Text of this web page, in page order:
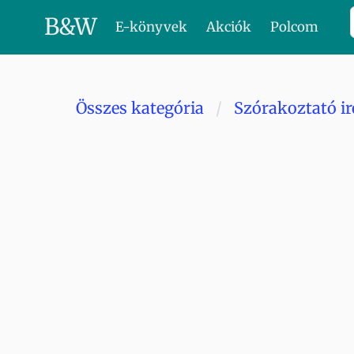
B&W E-könyvek Akciók Polcom
Összes kategória Szórakoztató